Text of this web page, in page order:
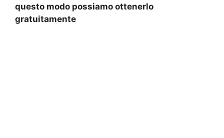
questo modo possiamo ottenerlo
gratuitamente